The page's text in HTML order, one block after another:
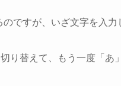
ですが、いざ文字を入
り替えて、もう一度「